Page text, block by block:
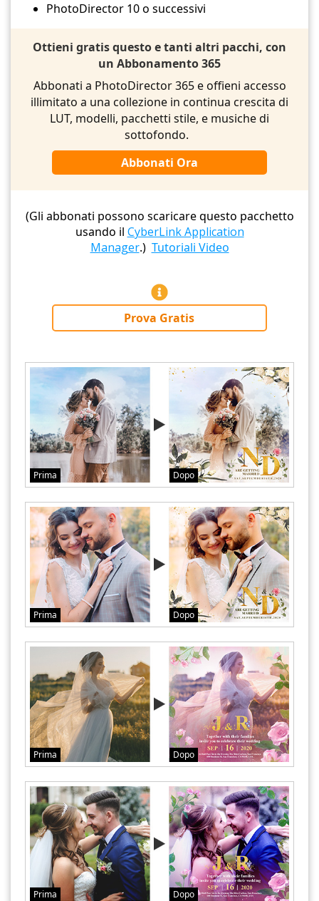
PhotoDirector 10 o successivi
Ottieni gratis questo e tanti altri pacchi, con
un Abbonamento 365
Abbonati a PhotoDirector 365 e offieni accesso
illimitato a una collezione in continua crescita di
LUT, modelli, pacchetti stile, e musiche di
sottofondo.
Abbonati Ora
(Gli abbonati possono scaricare questo pacchetto
usando il CyberLink Application
Manager.) Tutoriali Video
Prova Gratis
Prima Dopo
Prima Dopo
Prima Dopo
Prima Dopo